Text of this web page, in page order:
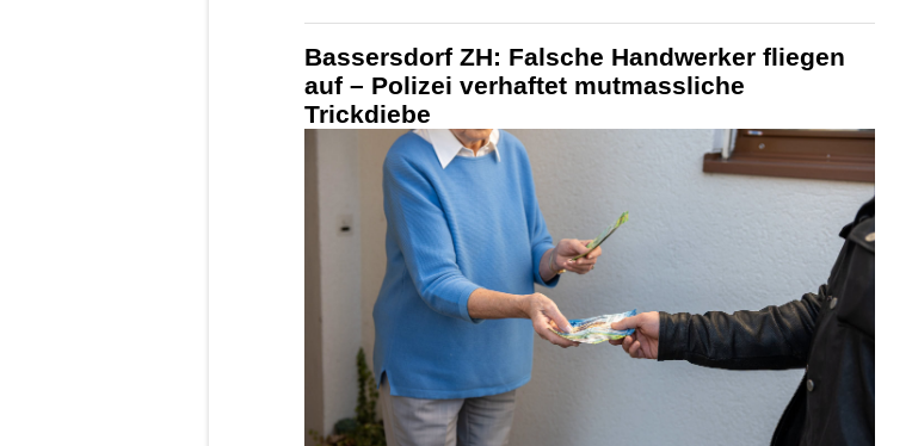
Bassersdorf ZH: Falsche Handwerker fliegen
auf – Polizei verhaftet mutmassliche
Trickdiebe